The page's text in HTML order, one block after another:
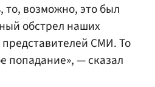
то, возможно, это был
обстрел наших
СМИ. То
попадание», — сказал